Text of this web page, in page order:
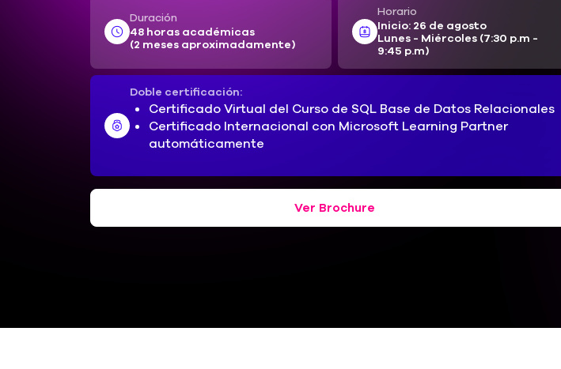
Duración
48 horas académicas
(2 meses aproximadamente)
Horario
Inicio: 26 de agosto
Lunes - Miércoles (7:30 p.m -
9:45 p.m)
Doble certificación:
Certificado Virtual del Curso de SQL Base de Datos Relacionales
Certificado Internacional con Microsoft Learning Partner
automáticamente
Ver Brochure